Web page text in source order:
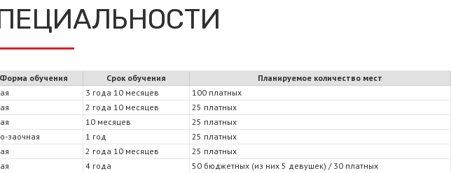
Форма обучения Срок обучения
Планируемое количество мест
3 года 10 месяцев
100 платных
2 года 10 месяцев
25 платных
10 месяцев
25 платных
заочная 1 год
25 платных
2 года 10 месяцев
25 платных
4 года
50 бюджетных (из них 5 девушек) / 30 платных